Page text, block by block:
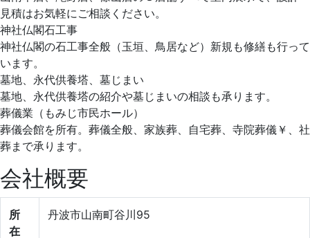
見積はお気軽にご相談ください。
神社仏閣石工事
神社仏閣の石工事全般（玉垣、鳥居など）新規も修繕も行って
います。
墓地、永代供養塔、墓じまい
墓地、永代供養塔の紹介や墓じまいの相談も承ります。
葬儀業（もみじ市民ホール）
葬儀会館を所有。葬儀全般、家族葬、自宅葬、寺院葬儀￥、社
葬まで承ります。
会社概要
所
在
丹波市山南町谷川95